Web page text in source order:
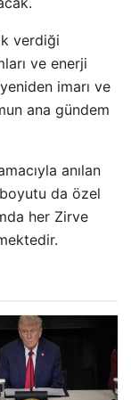
verdiği
ve enerji
imarı ve
ana gündem
anılan
da özel
her Zirve